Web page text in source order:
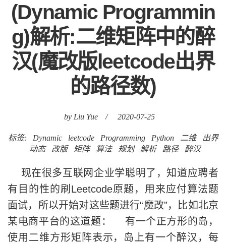
(Dynamic Programmin
g)解析:二维矩阵中的醉
汉(魔改版leetcode出界
的路径数)
by Liu Yue / 2020-07-25
标签: Dynamic leetcode Programming Python 二维
出界
动态
改版 矩阵 算法 规划 解析 路径 醉汉
现在很多互联网企业学聪明了，知道应聘者
有目的性的刷Leetcode原题，用来应付算法题
面试，所以开始对这些题进行“魔改”，比如北京
某电商平台的这道题： 有一个正方形的岛，
使用二维方形矩阵表示，岛上有一个醉汉，每